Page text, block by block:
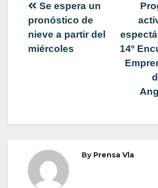
Navegación
de
14º
Se espera un
pronóstico de
nieve a partir del
miércoles
By Prensa Vla